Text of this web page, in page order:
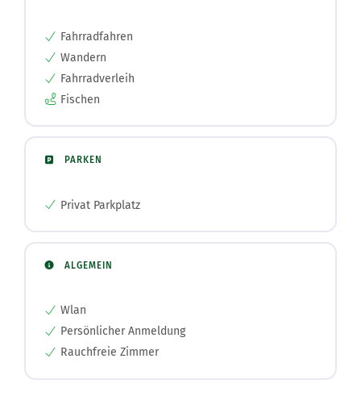
Fahrradfahren
Wandern
Fahrradverleih
Fischen
PARKEN
Privat Parkplatz
ALGEMEIN
Wlan
Persönlicher Anmeldung
Rauchfreie Zimmer